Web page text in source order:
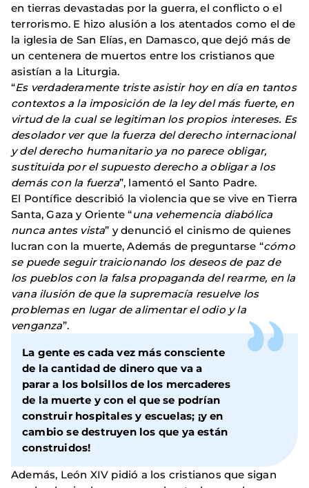
en tierras devastadas por la guerra, el conflicto o el
terrorismo. E hizo alusión a los atentados como el de
la iglesia de San Elías, en Damasco, que dejó más de
un centenera de muertos entre los cristianos que
asistían a la Liturgia.
“Es verdaderamente triste asistir hoy en día en tantos
contextos a la imposición de la ley del más fuerte, en
virtud de la cual se legitiman los propios intereses. Es
desolador ver que la fuerza del derecho internacional
y del derecho humanitario ya no parece obligar,
sustituida por el supuesto derecho a obligar a los
demás con la fuerza”, lamentó el Santo Padre.
El Pontífice describió la violencia que se vive en Tierra
Santa, Gaza y Oriente “una vehemencia diabólica
nunca antes vista” y denunció el cinismo de quienes
lucran con la muerte, Además de preguntarse “cómo
se puede seguir traicionando los deseos de paz de
los pueblos con la falsa propaganda del rearme, en la
vana ilusión de que la supremacía resuelve los
problemas en lugar de alimentar el odio y la
venganza”.
La gente es cada vez más consciente
de la cantidad de dinero que va a
parar a los bolsillos de los mercaderes
de la muerte y con el que se podrían
construir hospitales y escuelas; ¡y en
cambio se destruyen los que ya están
construidos!
Además, León XIV pidió a los cristianos que sigan